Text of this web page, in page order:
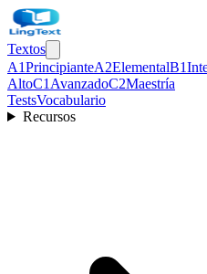
Textos
A1PrincipianteA2ElementalB1
AltoC1 AvanzadoC2Maestría
TestsVocabulario
Recursos